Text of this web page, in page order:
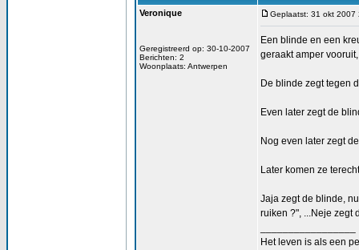
Veronique
Geregistreerd op: 30-10-2007
Berichten: 2
Woonplaats: Antwerpen
Geplaatst: 31 okt 2007
Een blinde en een
geraakt amper
De blinde zegt tegen
Even later zegt de
Nog even later zegt
Later komen ze
Jaja zegt de blinde,
ruiken ?", ...Neje zegt
Het leven is als een